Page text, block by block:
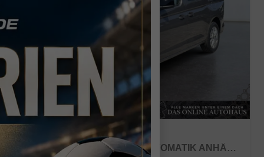
FORD GRAND TOURNEO
TITANIUM 1,5 7 SITZER KLIMAAUTOMATIK ANHÄNGERKUPPLUNG SITZHEIZUNG EINPARKHILFE KAMERA 17 ZOLL LEICHTMETALL ACC